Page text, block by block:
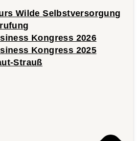
Wilde Selbstversorgung
Kongress 2026
Kongress 2025
Strauß